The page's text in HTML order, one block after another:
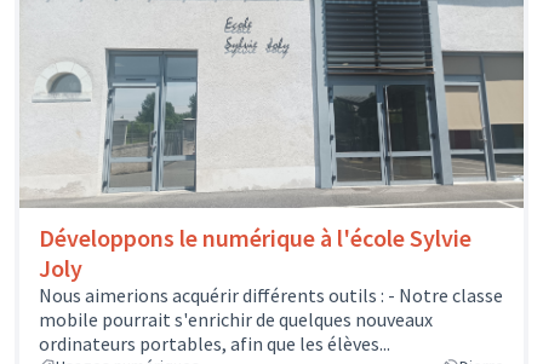
Développons le numérique à l'école Sylvie
Joly
Nous aimerions acquérir différents outils : - Notre classe
mobile pourrait s'enrichir de quelques nouveaux
ordinateurs portables, afin que les élèves...